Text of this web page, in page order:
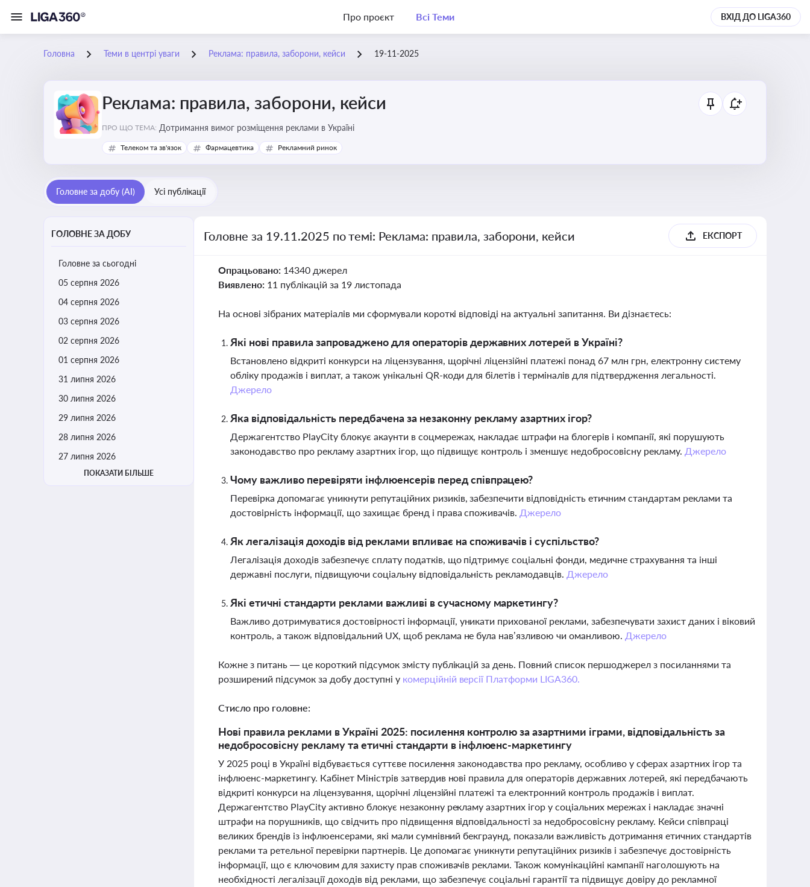
Про проєкт Всі Теми ВХІД ДО LIGA360
Головна Теми в центрі уваги Реклама: правила, заборони, кейси 19-11-2025
Реклама: правила, заборони, кейси
ПРО ЩО ТЕМА: Дотримання вимог розміщення реклами в Україні
Телеком та зв'язок Фармацевтика Рекламний ринок
Головне за добу (AI) Усі публікації
ГОЛОВНЕ ЗА ДОБУ
Головне за сьогодні
05 серпня 2026
04 серпня 2026
03 серпня 2026
02 серпня 2026
01 серпня 2026
31 липня 2026
30 липня 2026
29 липня 2026
28 липня 2026
27 липня 2026
ПОКАЗАТИ БІЛЬШЕ
Головне за 19.11.2025 по темі: Реклама: правила, заборони, кейси ЕКСПОРТ
Опрацьовано: 14340 джерел
Виявлено: 11 публікацій за 19 листопада
На основі зібраних матеріалів ми сформували короткі відповіді на актуальні запитання. Ви дізнаєтесь:
Які нові правила запроваджено для операторів державних лотерей в Україні?
Встановлено відкриті конкурси на ліцензування, щорічні ліцензійні платежі понад 67 млн грн, електронну систему
обліку продажів і виплат, а також унікальні QR-коди для білетів і терміналів для підтвердження легальності.
Джерело
Яка відповідальність передбачена за незаконну рекламу азартних ігор?
Держагентство PlayCity блокує акаунти в соцмережах, накладає штрафи на блогерів і компанії, які порушують
законодавство про рекламу азартних ігор, що підвищує контроль і зменшує недобросовісну рекламу. Джерело
Чому важливо перевіряти інфлюенсерів перед співпрацею?
Перевірка допомагає уникнути репутаційних ризиків, забезпечити відповідність етичним стандартам реклами та
достовірність інформації, що захищає бренд і права споживачів. Джерело
Як легалізація доходів від реклами впливає на споживачів і суспільство?
Легалізація доходів забезпечує сплату податків, що підтримує соціальні фонди, медичне страхування та інші
державні послуги, підвищуючи соціальну відповідальність рекламодавців. Джерело
Які етичні стандарти реклами важливі в сучасному маркетингу?
Важливо дотримуватися достовірності інформації, уникати прихованої реклами, забезпечувати захист даних і віковий
контроль, а також відповідальний UX, щоб реклама не була нав’язливою чи оманливою. Джерело
Кожне з питань — це короткий підсумок змісту публікацій за день. Повний список першоджерел з посиланнями та
розширений підсумок за добу доступні у комерційній версії Платформи LIGA360.
Стисло про головне:
Нові правила реклами в Україні 2025: посилення контролю за азартними іграми, відповідальність за
недобросовісну рекламу та етичні стандарти в інфлюенс-маркетингу
У 2025 році в Україні відбувається суттєве посилення законодавства про рекламу, особливо у сферах азартних ігор та
інфлюенс-маркетингу. Кабінет Міністрів затвердив нові правила для операторів державних лотерей, які передбачають
відкриті конкурси на ліцензування, щорічні ліцензійні платежі та електронний контроль продажів і виплат.
Держагентство PlayCity активно блокує незаконну рекламу азартних ігор у соціальних мережах і накладає значні
штрафи на порушників, що свідчить про підвищення відповідальності за недобросовісну рекламу. Кейси співпраці
великих брендів із інфлюенсерами, які мали сумнівний бекграунд, показали важливість дотримання етичних стандартів
реклами та ретельної перевірки партнерів. Це допомагає уникнути репутаційних ризиків і забезпечує достовірність
інформації, що є ключовим для захисту прав споживачів реклами. Також комунікаційні кампанії наголошують на
необхідності легалізації доходів від реклами, що забезпечує соціальні гарантії та підвищує довіру до рекламної